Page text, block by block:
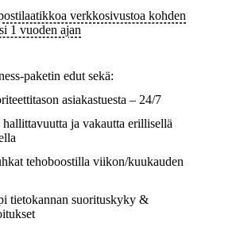
verkkosivustoa kohden
1 vuoden ajan
paketin edut sekä:
asiakastuesta – 24/7
hallittavuutta ja vakautta erillisellä
tehoboostilla viikon/kuukauden
tietokannan suorituskyky &